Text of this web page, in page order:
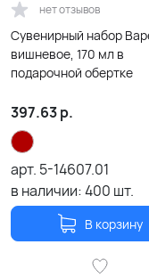
нет отзывов
Сувенирный набор
вишневое, 170 мл в
подарочной обертке
397.63р.
арт. 5-14607.01
в наличии:400 шт.
В корзину